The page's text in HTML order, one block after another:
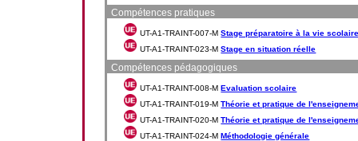
Compétences pratiques
UT-A1-TRAINT-007-MStage préparatoire à la vie
UT-A1-TRAINT-023-MStage en situation réelle
Compétences pédagogiques
UT-A1-TRAINT-008-MEvaluation scolaire
UT-A1-TRAINT-019-MThéorie et pratique de
UT-A1-TRAINT-020-MThéorie et pratique de
UT-A1-TRAINT-024-MMéthodologie générale